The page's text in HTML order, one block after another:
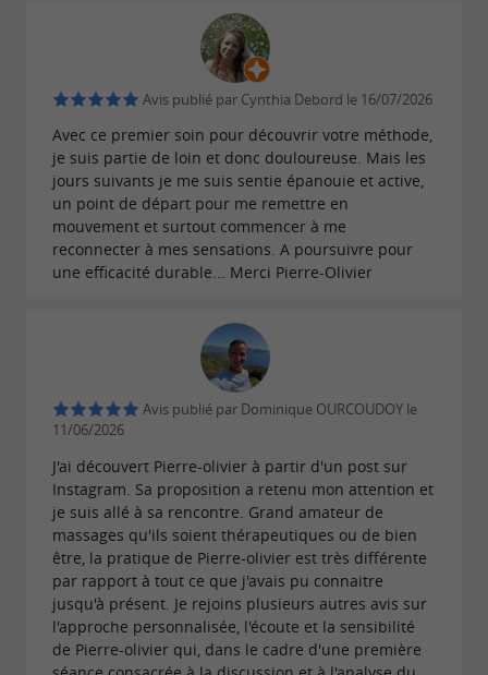
émotionnelle et mentale. La mobilité de vos
fascias contribue à la bonne circulation des
fluides corporels que sont le sang ou la lymphe.
Votre santé au quotidien dépend donc de la
bonne mobilité de vos fascias.
Un massage relaxant et enveloppant
massagerelaxant
des techniques hawaïennes et intuitives pour
apaiser le corps et l'esprit. J'utilise mes mains et
mes avants-bras pour appliquer une pression
rythmique, accompagnée d'une musiques
relaxante pour renforcer la sensation de bien-
être. Il s'agit de dénouer les tensions
musculaires, réduire votre stress et d'équilibrer
vos énergies féminines et masculines. Un vrai
moment de détente et de lâcher-prise !
Avis publié par Cynthia Debord le 16/07/2026
Avec ce premier soin pour découvrir votre méthode,
je suis partie de loin et donc douloureuse. Mais les
jours suivants je me suis sentie épanouie et active,
un point de départ pour me remettre en
mouvement et surtout commencer à me
reconnecter à mes sensations. A poursuivre pour
une efficacité durable... Merci Pierre-Olivier
Avis publié par Dominique OURCOUDOY le
11/06/2026
J'ai découvert Pierre-olivier à partir d'un post sur
Instagram. Sa proposition a retenu mon attention et
je suis allé à sa rencontre. Grand amateur de
massages qu'ils soient thérapeutiques ou de bien
être, la pratique de Pierre-olivier est très différente
par rapport à tout ce que j'avais pu connaitre
jusqu'à présent. Je rejoins plusieurs autres avis sur
l'approche personnalisée, l'écoute et la sensibilité
de Pierre-olivier qui, dans le cadre d'une première